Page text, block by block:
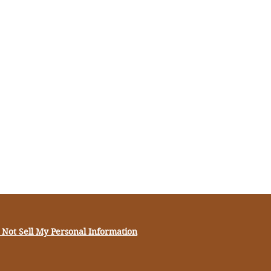
Not Sell My Personal Information